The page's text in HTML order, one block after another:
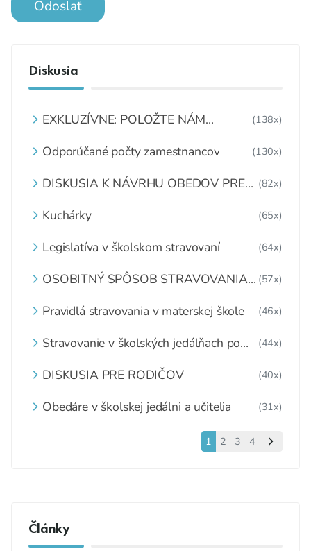
Odoslať
Diskusia
EXKLUZÍVNE: POLOŽTE NÁM
(138x)
Odporúčané počty zamestnancov (130x)
DISKUSIA K NÁVRHU OBEDOV PRE
(82x)
Kuchárky (65x)
Legislatíva v školskom stravovaní (64x)
OSOBITNÝ SPÔSOB STRAVOVANIA
ZARIADENÍ
(57x)
Pravidlá stravovania v materskej škole (46x)
Stravovanie v školských jedálňach po
(44x)
DISKUSIA PRE RODIČOV (40x)
Obedáre v školskej jedálni a učitelia (31x)
1 2 3 4
Články